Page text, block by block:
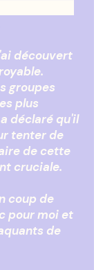
découvert
groupes
plus
déclaré qu'il
tenter de
de cette
cruciale.
coup de
pour moi et
de